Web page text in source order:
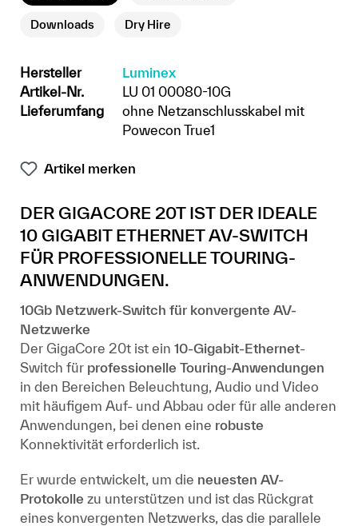
Downloads Dry Hire
Hersteller
Luminex
Artikel-Nr.
LU 01 00080-10G
Lieferumfang
ohne Netzanschlusskabel mit
Powecon True1
Artikel merken
DER GIGACORE 20T IST DER IDEALE
10 GIGABIT ETHERNET AV-SWITCH
FÜR PROFESSIONELLE TOURING-
ANWENDUNGEN.
10Gb Netzwerk-Switch für konvergente AV-
Netzwerke
Der GigaCore 20t ist ein 10-Gigabit-Ethernet-
Switch für professionelle Touring-Anwendungen
in den Bereichen Beleuchtung, Audio und Video
mit häufigem Auf- und Abbau oder für alle anderen
Anwendungen, bei denen eine robuste
Konnektivität erforderlich ist.
Er wurde entwickelt, um die neuesten AV-
Protokolle zu unterstützen und ist das Rückgrat
eines konvergenten Netzwerks, das die parallele